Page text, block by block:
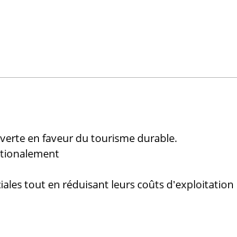
en faveur du tourisme durable.
tout en réduisant leurs coûts d'exploitation